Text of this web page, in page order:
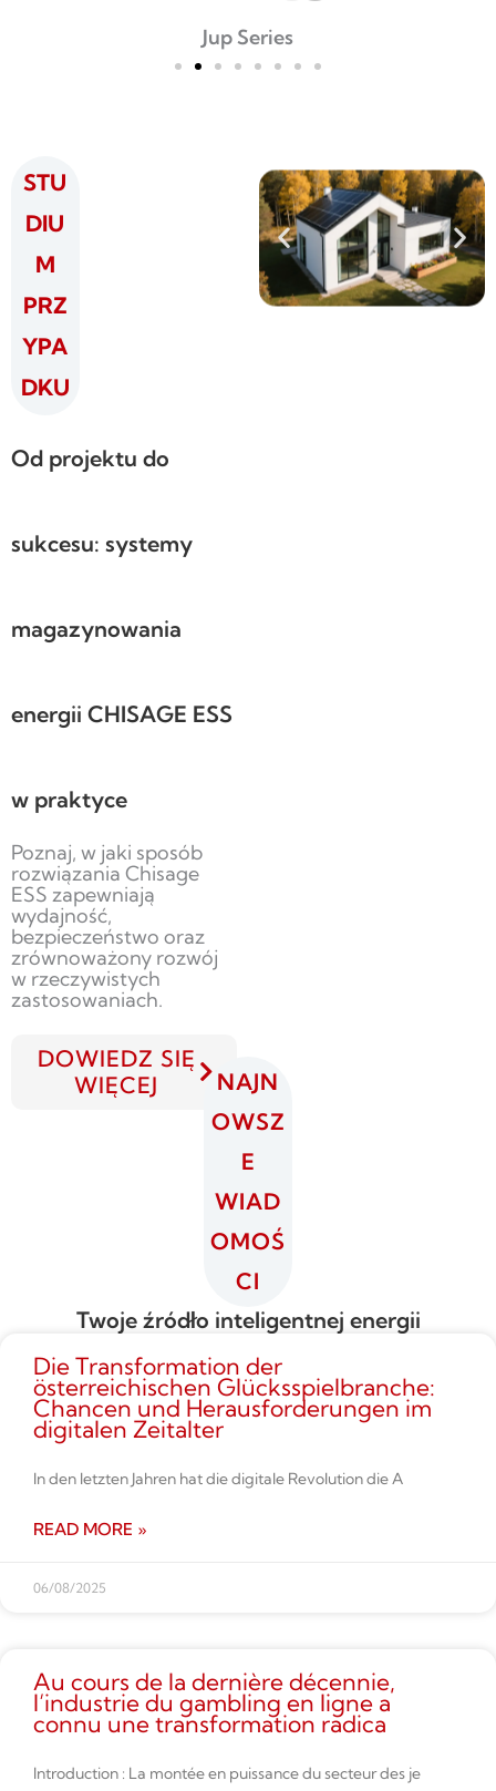
Jup Series
STU
DIU
M
PRZ
YPA
DKU
Od projektu do
sukcesu: systemy
magazynowania
energii CHISAGE ESS
w praktyce
Poznaj, w jaki sposób
rozwiązania Chisage
ESS zapewniają
wydajność,
bezpieczeństwo oraz
zrównoważony rozwój
w rzeczywistych
zastosowaniach.
DOWIEDZ SIĘ
WIĘCEJ
NAJN
OWSZ
E
WIAD
OMOŚ
CI
Twoje źródło inteligentnej energii
Die Transformation der
österreichischen Glücksspielbranche:
Chancen und Herausforderungen im
digitalen Zeitalter
In den letzten Jahren hat die digitale Revolution die A
READ MORE »
06/08/2025
Au cours de la dernière décennie,
l’industrie du gambling en ligne a
connu une transformation radica
Introduction : La montée en puissance du secteur des je